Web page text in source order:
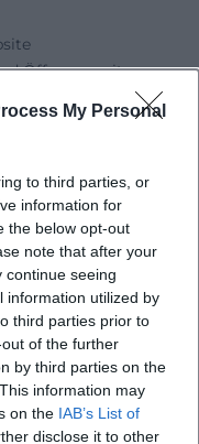
My Personal
to third parties, or
information for
the below opt-out
note that after your
continue seeing
information utilized by
third parties prior to
of the further
by third parties on the
information may
on the IAB’s List of
disclose it to other
Öffnungszeiten